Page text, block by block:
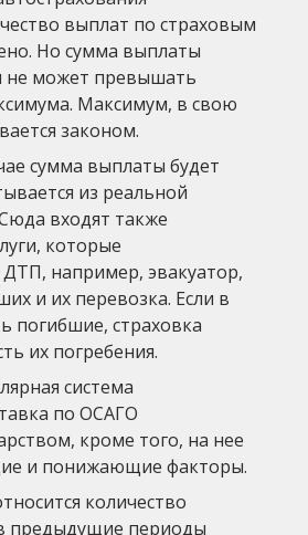
выплат по страховым
Но сумма выплаты
не может превышать
Максимум, в свою
законом.
сумма выплаты будет
из реальной
входят также
которые
например, эвакуатор,
и их перевозка. Если в
погибшие, страховка
их погребения.
система
по ОСАГО
кроме того, на нее
и понижающие факторы.
количество
предыдущие периоды